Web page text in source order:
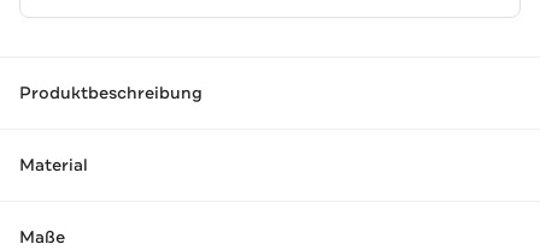
Produktbeschreibung
Material
Maße